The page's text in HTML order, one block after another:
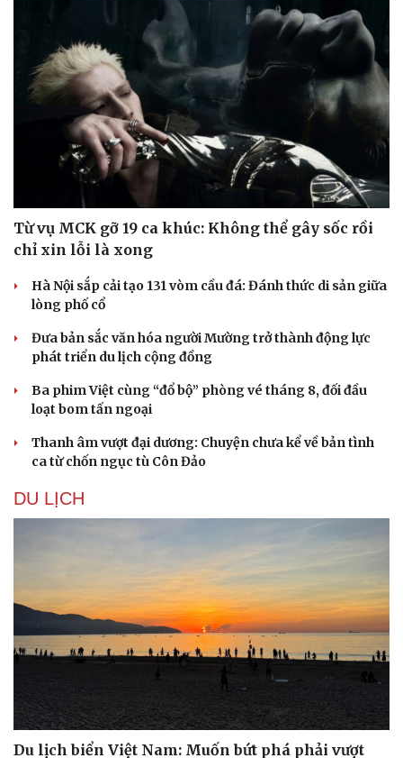
Sân khấu - Điện ảnh
Văn học
Âm nhạc
Di sản
Nghệ sĩ
Sao Việt
Từ vụ MCK gỡ 19 ca khúc: Không thể gây sốc rồi
chỉ xin lỗi là xong
Hà Nội sắp cải tạo 131 vòm cầu đá: Đánh thức di sản giữa
lòng phố cổ
Đưa bản sắc văn hóa người Mường trở thành động lực
phát triển du lịch cộng đồng
Ba phim Việt cùng “đổ bộ” phòng vé tháng 8, đối đầu
loạt bom tấn ngoại
Thanh âm vượt đại dương: Chuyện chưa kể về bản tình
ca từ chốn ngục tù Côn Đảo
DU LỊCH
Du lịch biển Việt Nam: Muốn bứt phá phải vượt